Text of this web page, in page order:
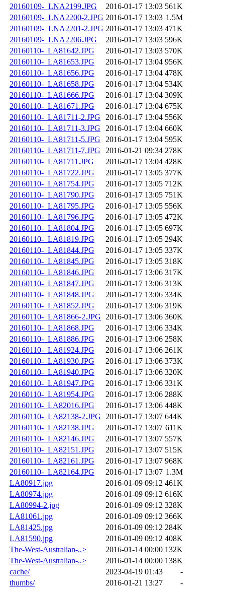
20160109-_LNA2199.JPG
2016-01-17 13:03 561K
20160109-_LNA2200-2.JPG 2016-01-17 13:03 1.5M
20160109-_LNA2201-2.JPG 2016-01-17 13:03 471K
20160109-_LNA2206.JPG
2016-01-17 13:03 596K
20160110-_LA81642.JPG
2016-01-17 13:03 570K
20160110-_LA81653.JPG
2016-01-17 13:04 956K
20160110-_LA81656.JPG
2016-01-17 13:04 478K
20160110-_LA81658.JPG
2016-01-17 13:04 534K
20160110-_LA81666.JPG
2016-01-17 13:04 309K
20160110-_LA81671.JPG
2016-01-17 13:04 675K
20160110-_LA81711-2.JPG
2016-01-17 13:04 556K
20160110-_LA81711-3.JPG
2016-01-17 13:04 660K
20160110-_LA81711-5.JPG
2016-01-17 13:04 595K
20160110-_LA81711-7.JPG
2016-01-21 09:34 278K
20160110-_LA81711.JPG
2016-01-17 13:04 428K
20160110-_LA81722.JPG
2016-01-17 13:05 377K
20160110-_LA81754.JPG
2016-01-17 13:05 712K
20160110-_LA81790.JPG
2016-01-17 13:05 751K
20160110-_LA81795.JPG
2016-01-17 13:05 556K
20160110-_LA81796.JPG
2016-01-17 13:05 472K
20160110-_LA81804.JPG
2016-01-17 13:05 697K
20160110-_LA81819.JPG
2016-01-17 13:05 294K
20160110-_LA81844.JPG
2016-01-17 13:05 337K
20160110-_LA81845.JPG
2016-01-17 13:05 318K
20160110-_LA81846.JPG
2016-01-17 13:06 317K
20160110-_LA81847.JPG
2016-01-17 13:06 313K
20160110-_LA81848.JPG
2016-01-17 13:06 334K
20160110-_LA81852.JPG
2016-01-17 13:06 319K
20160110-_LA81866-2.JPG
2016-01-17 13:06 360K
20160110-_LA81868.JPG
2016-01-17 13:06 334K
20160110-_LA81886.JPG
2016-01-17 13:06 258K
20160110-_LA81924.JPG
2016-01-17 13:06 261K
20160110-_LA81930.JPG
2016-01-17 13:06 373K
20160110-_LA81940.JPG
2016-01-17 13:06 320K
20160110-_LA81947.JPG
2016-01-17 13:06 331K
20160110-_LA81954.JPG
2016-01-17 13:06 288K
20160110-_LA82016.JPG
2016-01-17 13:06 448K
20160110-_LA82138-2.JPG
2016-01-17 13:07 644K
20160110-_LA82138.JPG
2016-01-17 13:07 611K
20160110-_LA82146.JPG
2016-01-17 13:07 557K
20160110-_LA82151.JPG
2016-01-17 13:07 515K
20160110-_LA82161.JPG
2016-01-17 13:07 968K
20160110-_LA82164.JPG
2016-01-17 13:07 1.3M
LA80917.jpg
2016-01-09 09:12 461K
LA80974.jpg
2016-01-09 09:12 616K
LA80994-2.jpg
2016-01-09 09:12 328K
LA81061.jpg
2016-01-09 09:12 366K
LA81425.jpg
2016-01-09 09:12 284K
LA81590.jpg
2016-01-09 09:12 408K
The-West-Australian-..>
2016-01-14 00:00 132K
The-West-Australian-..>
2016-01-14 00:00 138K
cache/
2023-04-19 01:43
-
thumbs/
2016-01-21 13:27 -